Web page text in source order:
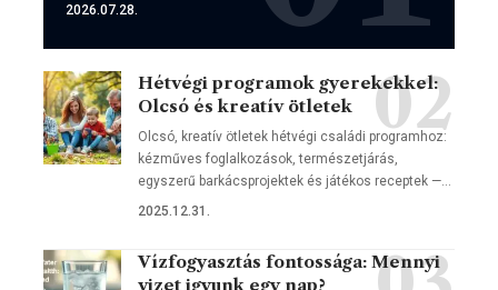
2026.07.28.
Hétvégi programok gyerekekkel:
Olcsó és kreatív ötletek
Olcsó, kreatív ötletek hétvégi családi programhoz:
kézműves foglalkozások, természetjárás,
egyszerű barkácsprojektek és játékos receptek —…
2025.12.31.
Vízfogyasztás fontossága: Mennyi
vizet igyunk egy nap?